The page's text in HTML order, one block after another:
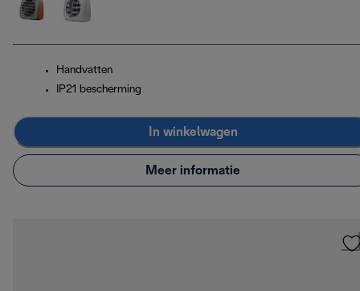
Handvatten
IP21 bescherming
In winkelwagen
Meer informatie